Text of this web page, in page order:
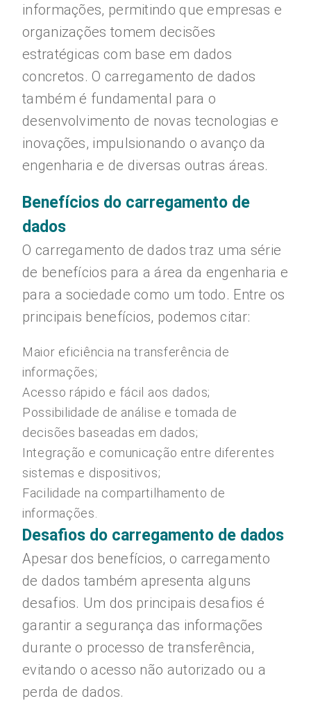
informações, permitindo que empresas e
organizações tomem decisões
estratégicas com base em dados
concretos. O carregamento de dados
também é fundamental para o
desenvolvimento de novas tecnologias e
inovações, impulsionando o avanço da
engenharia e de diversas outras áreas.
Benefícios do carregamento de
dados
O carregamento de dados traz uma série
de benefícios para a área da engenharia e
para a sociedade como um todo. Entre os
principais benefícios, podemos citar:
Maior eficiência na transferência de
informações;
Acesso rápido e fácil aos dados;
Possibilidade de análise e tomada de
decisões baseadas em dados;
Integração e comunicação entre diferentes
sistemas e dispositivos;
Facilidade na compartilhamento de
informações.
Desafios do carregamento de dados
Apesar dos benefícios, o carregamento
de dados também apresenta alguns
desafios. Um dos principais desafios é
garantir a segurança das informações
durante o processo de transferência,
evitando o acesso não autorizado ou a
perda de dados.